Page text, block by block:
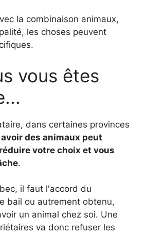
la combinaison animaux,
les choses peuvent
vous êtes
dans certaines provinces
avoir des animaux peut
votre choix et vous
.
il faut l'accord du
bail ou autrement obtenu,
un animal chez soi. Une
va donc refuser les